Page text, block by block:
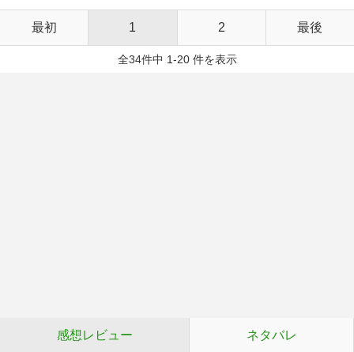
最初 1 2 最後
全34件中 1-20 件を表示
感想レビュー ネタバレ